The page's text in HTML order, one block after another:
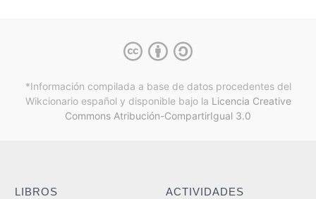
*Información compilada a base de datos procedentes del
Wikcionario español y disponible bajo la Licencia Creative
Commons Atribución-CompartirIgual 3.0
LIBROS ACTIVIDADES